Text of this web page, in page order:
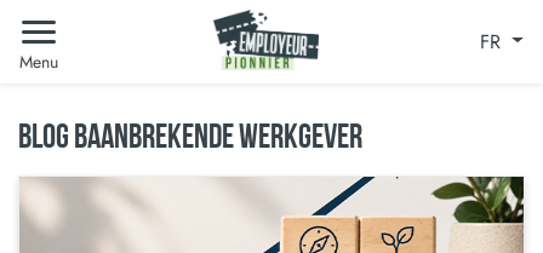
Menu
FR
BLOG BAANBREKENDE WERKGEVER